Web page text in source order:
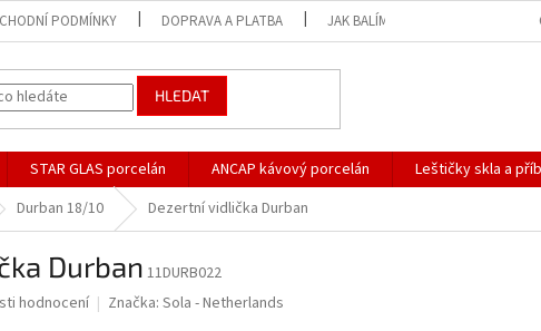
PODMÍNKY DOPRAVA A PLATBA JAK BALÍME NAŠE ZÁSILKY
HLEDAT
STAR GLAS porcelán ANCAP kávový porcelán Leštičky skla a
Durban 18/10 Dezertní vidlička Durban
Durban 11DURB022
hodnocení Značka: Sola - Netherlands